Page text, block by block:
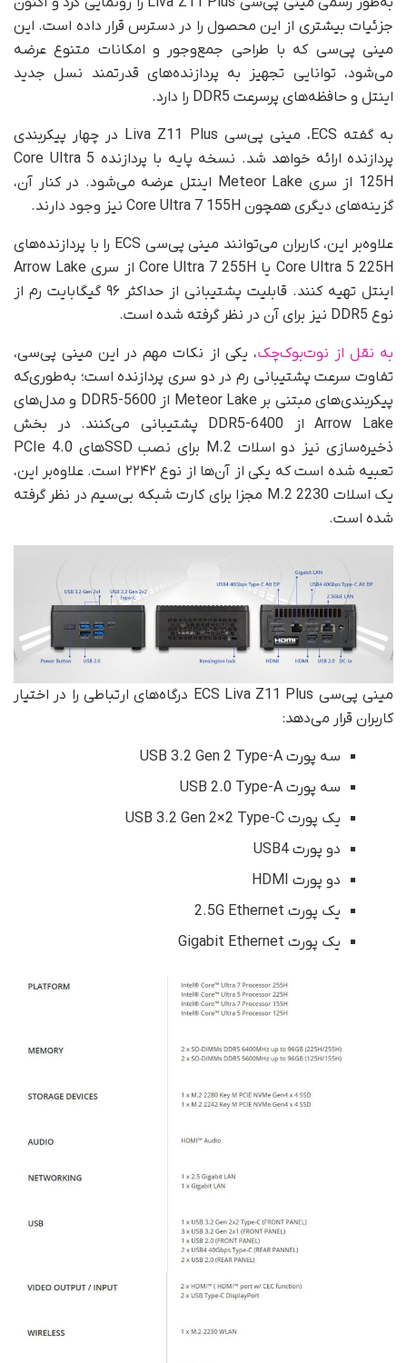
جزئیات بیشتری از این محصول را در دسترس قرار داده است. این
مینی پی‌سی که با طراحی جمع‌وجور و امکانات متنوع عرضه
می‌شود، توانایی تجهیز به پردازنده‌های قدرتمند نسل جدید
اینتل و حافظه‌های پرسرعت DDR5 را دارد.
به گفته ECS، مینی پی‌سی Liva Z11 Plus در چهار پیکربندی
پردازنده ارائه خواهد شد. نسخه پایه با پردازنده Core Ultra 5
125H از سری Meteor Lake اینتل عرضه می‌شود. در کنار آن،
گزینه‌های دیگری همچون Core Ultra 7 155H نیز وجود دارند.
علاوه‌بر این، کاربران می‌توانند مینی پی‌سی ECS را با پردازنده‌های
Core Ultra 5 225H یا Core Ultra 7 255H از سری Arrow Lake
اینتل تهیه کنند. قابلیت پشتیبانی از حداکثر ۹۶ گیگابایت رم از
نوع DDR5 نیز برای آن در نظر گرفته شده است.
به نقل از نوت‌بوک‌چک، یکی از نکات مهم در این مینی پی‌سی،
تفاوت سرعت پشتیبانی رم در دو سری پردازنده است؛ به‌طوری‌که
پیکربندی‌های مبتنی بر Meteor Lake از DDR5-5600 و مدل‌های
Arrow Lake از DDR5-6400 پشتیبانی می‌کنند. در بخش
ذخیره‌سازی نیز دو اسلات M.2 برای نصب SSDهای PCIe 4.0
تعبیه شده است که یکی از آن‌ها از نوع ۲۲۴۲ است. علاوه‌بر این،
یک اسلات M.2 2230 مجزا برای کارت شبکه بی‌سیم در نظر گرفته
شده است.
مینی پی‌سی ECS Liva Z11 Plus درگاه‌های ارتباطی را در اختیار
کاربران قرار می‌دهد:
سه پورت USB 3.2 Gen 2 Type-A
سه پورت USB 2.0 Type-A
یک پورت USB 3.2 Gen 2×2 Type-C
دو پورت USB4
دو پورت HDMI
یک پورت 2.5G Ethernet
یک پورت Gigabit Ethernet